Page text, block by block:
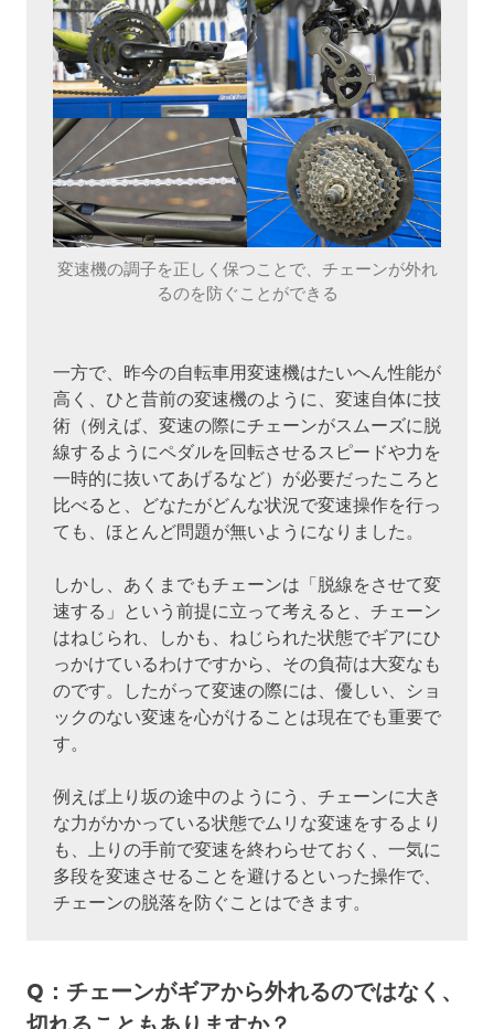
変速機の調子を正しく保つことで、チェーンが外れ
るのを防ぐことができる
一方で、昨今の自転車用変速機はたいへん性能が
高く、ひと昔前の変速機のように、変速自体に技
術（例えば、変速の際にチェーンがスムーズに脱
線するようにペダルを回転させるスピードや力を
一時的に抜いてあげるなど）が必要だったころと
比べると、どなたがどんな状況で変速操作を行っ
ても、ほとんど問題が無いようになりました。
しかし、あくまでもチェーンは「脱線をさせて変
速する」という前提に立って考えると、チェーン
はねじられ、しかも、ねじられた状態でギアにひ
っかけているわけですから、その負荷は大変なも
のです。したがって変速の際には、優しい、ショ
ックのない変速を心がけることは現在でも重要で
す。
例えば上り坂の途中のようにう、チェーンに大き
な力がかかっている状態でムリな変速をするより
も、上りの手前で変速を終わらせておく、一気に
多段を変速させることを避けるといった操作で、
チェーンの脱落を防ぐことはできます。
Q：チェーンがギアから外れるのではなく、